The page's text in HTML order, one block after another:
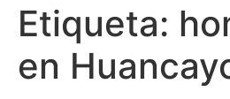
Etiqueta:
en